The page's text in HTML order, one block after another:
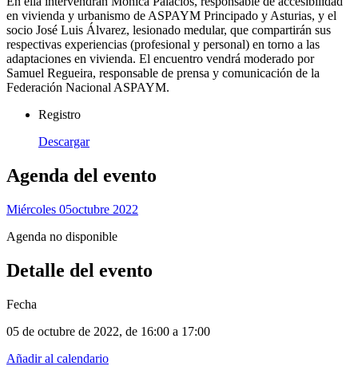
en vivienda y urbanismo de ASPAYM Principado y Asturias, y el
socio José Luis Álvarez, lesionado medular, que compartirán sus
respectivas experiencias (profesional y personal) en torno a las
adaptaciones en vivienda. El encuentro vendrá moderado por
Samuel Regueira, responsable de prensa y comunicación de la
Federación Nacional ASPAYM.
Registro
Descargar
Agenda del evento
Miércoles 05Octubre 2022
Agenda no disponible
Detalle del evento
Fecha
05 de octubre de 2022, de 16:00 a 17:00
Añadir al calendario